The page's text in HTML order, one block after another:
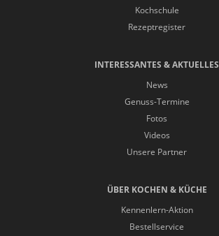
Kochschule
Rezeptregister
INTERESSANTES & AKTUELLES
News
Genuss-Termine
Fotos
Videos
Unsere Partner
ÜBER KOCHEN & KÜCHE
Kennenlern-Aktion
Bestellservice